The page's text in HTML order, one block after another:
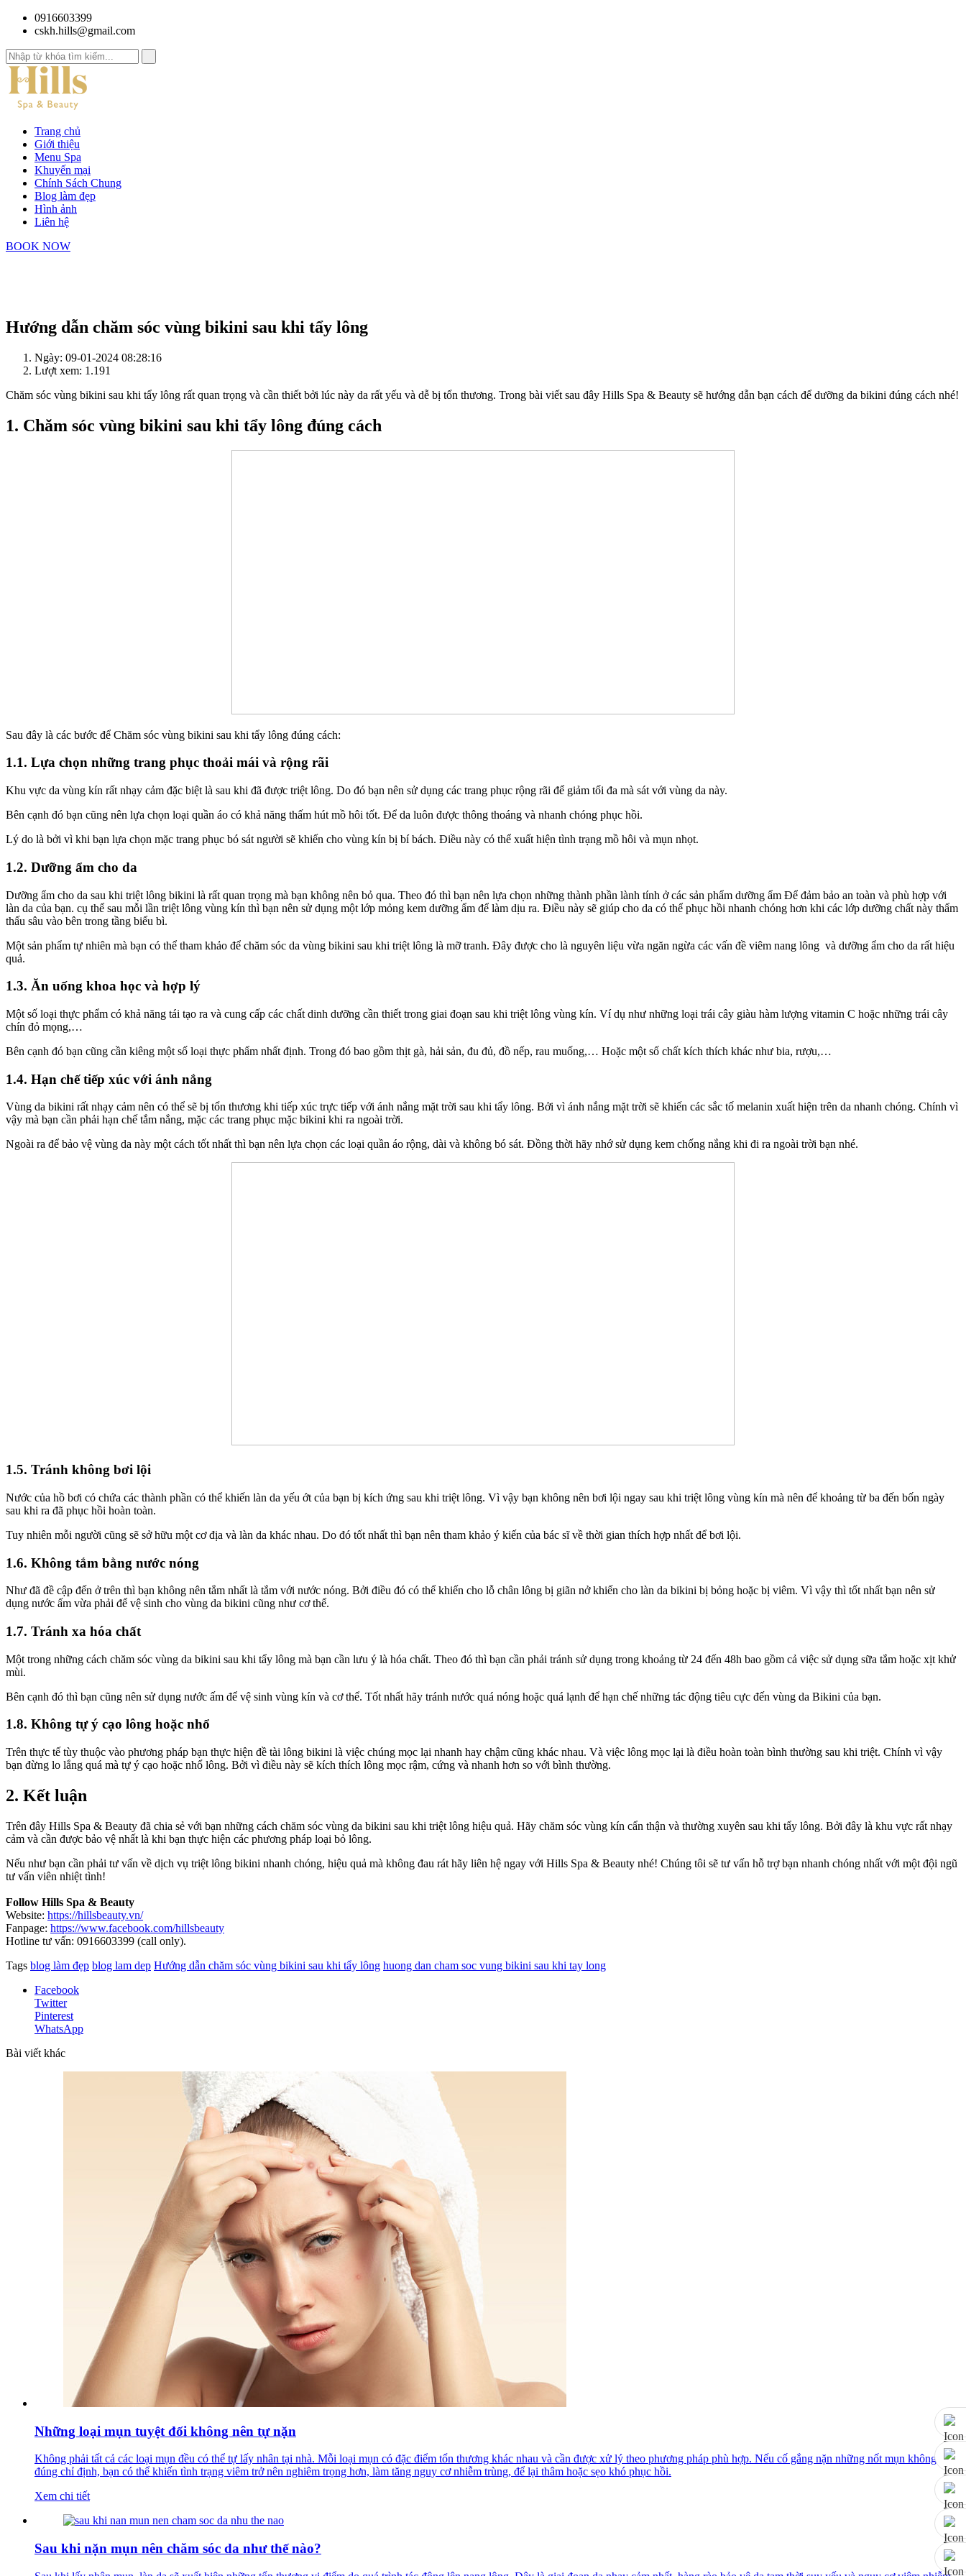
0916603399
cskh.hills@gmail.com
Trang chủ
Giới thiệu
Menu Spa
Khuyến mại
Chính Sách Chung
Blog làm đẹp
Hình ảnh
Liên hệ
BOOK NOW
Hướng dẫn chăm sóc vùng bikini sau khi tẩy lông
Ngày: 09-01-2024 08:28:16
Lượt xem: 1.191
Chăm sóc vùng bikini sau khi tẩy lông rất quan trọng và cần thiết bởi lúc này da rất yếu và dễ bị tổn thương. Trong bài viết sau đây Hills Spa & Beauty sẽ hướng dẫn bạn cách để dưỡng da bikini đúng cách nhé!
1. Chăm sóc vùng bikini sau khi tẩy lông đúng cách
Sau đây là các bước để Chăm sóc vùng bikini sau khi tẩy lông đúng cách:
1.1. Lựa chọn những trang phục thoải mái và rộng rãi
Khu vực da vùng kín rất nhạy cảm đặc biệt là sau khi đã được triệt lông. Do đó bạn nên sử dụng các trang phục rộng rãi để giảm tối đa mà sát với vùng da này.
Bên cạnh đó bạn cũng nên lựa chọn loại quần áo có khả năng thấm hút mồ hôi tốt. Để da luôn được thông thoáng và nhanh chóng phục hồi.
Lý do là bởi vì khi bạn lựa chọn mặc trang phục bó sát người sẽ khiến cho vùng kín bị bí bách. Điều này có thể xuất hiện tình trạng mồ hôi và mụn nhọt.
1.2. Dưỡng ẩm cho da
Dưỡng ẩm cho da sau khi triệt lông bikini là rất quan trọng mà bạn không nên bỏ qua. Theo đó thì bạn nên lựa chọn những thành phần lành tính ở các sản phẩm dưỡng ẩm Để đảm bảo an toàn và phù hợp với
làn da của bạn. cụ thể sau mỗi lần triệt lông vùng kín thì bạn nên sử dụng một lớp mỏng kem dưỡng ẩm để làm dịu ra. Điều này sẽ giúp cho da có thể phục hồi nhanh chóng hơn khi các lớp dưỡng chất này thẩm
thấu sâu vào bên trong tầng biểu bì.
Một sản phẩm tự nhiên mà bạn có thể tham khảo để chăm sóc da vùng bikini sau khi triệt lông là mỡ tranh. Đây được cho là nguyên liệu vừa ngăn ngừa các vấn đề viêm nang lông và dưỡng ẩm cho da rất hiệu
quả.
1.3. Ăn uống khoa học và hợp lý
Một số loại thực phẩm có khả năng tái tạo ra và cung cấp các chất dinh dưỡng cần thiết trong giai đoạn sau khi triệt lông vùng kín. Ví dụ như những loại trái cây giàu hàm lượng vitamin C hoặc những trái cây
chín đỏ mọng,…
Bên cạnh đó bạn cũng cần kiêng một số loại thực phẩm nhất định. Trong đó bao gồm thịt gà, hải sản, đu đủ, đồ nếp, rau muống,… Hoặc một số chất kích thích khác như bia, rượu,…
1.4. Hạn chế tiếp xúc với ánh nắng
Vùng da bikini rất nhạy cảm nên có thể sẽ bị tổn thương khi tiếp xúc trực tiếp với ánh nắng mặt trời sau khi tẩy lông. Bởi vì ánh nắng mặt trời sẽ khiến các sắc tố melanin xuất hiện trên da nhanh chóng. Chính vì
vậy mà bạn cần phải hạn chế tắm nắng, mặc các trang phục mặc bikini khi ra ngoài trời.
Ngoài ra để bảo vệ vùng da này một cách tốt nhất thì bạn nên lựa chọn các loại quần áo rộng, dài và không bó sát. Đồng thời hãy nhớ sử dụng kem chống nắng khi đi ra ngoài trời bạn nhé.
1.5. Tránh không bơi lội
Nước của hồ bơi có chứa các thành phần có thể khiến làn da yếu ớt của bạn bị kích ứng sau khi triệt lông. Vì vậy bạn không nên bơi lội ngay sau khi triệt lông vùng kín mà nên để khoảng từ ba đến bốn ngày
sau khi ra đã phục hồi hoàn toàn.
Tuy nhiên mỗi người cũng sẽ sở hữu một cơ địa và làn da khác nhau. Do đó tốt nhất thì bạn nên tham khảo ý kiến của bác sĩ về thời gian thích hợp nhất để bơi lội.
1.6. Không tắm bằng nước nóng
Như đã đề cập đến ở trên thì bạn không nên tắm nhất là tắm với nước nóng. Bởi điều đó có thể khiến cho lỗ chân lông bị giãn nở khiến cho làn da bikini bị bỏng hoặc bị viêm. Vì vậy thì tốt nhất bạn nên sử
dụng nước ấm vừa phải để vệ sinh cho vùng da bikini cũng như cơ thể.
1.7. Tránh xa hóa chất
Một trong những cách chăm sóc vùng da bikini sau khi tẩy lông mà bạn cần lưu ý là hóa chất. Theo đó thì bạn cần phải tránh sử dụng trong khoảng từ 24 đến 48h bao gồm cả việc sử dụng sữa tắm hoặc xịt khử
mùi.
Bên cạnh đó thì bạn cũng nên sử dụng nước ấm để vệ sinh vùng kín và cơ thể. Tốt nhất hãy tránh nước quá nóng hoặc quá lạnh để hạn chế những tác động tiêu cực đến vùng da Bikini của bạn.
1.8. Không tự ý cạo lông hoặc nhổ
Trên thực tế tùy thuộc vào phương pháp bạn thực hiện đề tài lông bikini là việc chúng mọc lại nhanh hay chậm cũng khác nhau. Và việc lông mọc lại là điều hoàn toàn bình thường sau khi triệt. Chính vì vậy
bạn đừng lo lắng quá mà tự ý cạo hoặc nhổ lông. Bởi vì điều này sẽ kích thích lông mọc rậm, cứng và nhanh hơn so với bình thường.
2. Kết luận
Trên đây Hills Spa & Beauty đã chia sẻ với bạn những cách chăm sóc vùng da bikini sau khi triệt lông hiệu quả. Hãy chăm sóc vùng kín cẩn thận và thường xuyên sau khi tẩy lông. Bởi đây là khu vực rất nhạy
cảm và cần được bảo vệ nhất là khi bạn thực hiện các phương pháp loại bỏ lông.
Nếu như bạn cần phải tư vấn về dịch vụ triệt lông bikini nhanh chóng, hiệu quả mà không đau rát hãy liên hệ ngay với Hills Spa & Beauty nhé! Chúng tôi sẽ tư vấn hỗ trợ bạn nhanh chóng nhất với một đội ngũ
tư vấn viên nhiệt tình!
Follow Hills Spa & Beauty
Website: https://hillsbeauty.vn/
Fanpage: https://www.facebook.com/hillsbeauty
Hotline tư vấn: 0916603399 (call only).
Tags blog làm đẹp blog lam dep Hướng dẫn chăm sóc vùng bikini sau khi tẩy lông huong dan cham soc vung bikini sau khi tay long
Facebook
Twitter
Pinterest
WhatsApp
Bài viết khác
Những loại mụn tuyệt đối không nên tự nặn
Không phải tất cả các loại mụn đều có thể tự lấy nhân tại nhà. Mỗi loại mụn có đặc điểm tổn thương khác nhau và cần được xử lý theo phương pháp phù hợp. Nếu cố gắng nặn những nốt mụn không
đúng chỉ định, bạn có thể khiến tình trạng viêm trở nên nghiêm trọng hơn, làm tăng nguy cơ nhiễm trùng, để lại thâm hoặc sẹo khó phục hồi.
Xem chi tiết
Sau khi nặn mụn nên chăm sóc da như thế nào?